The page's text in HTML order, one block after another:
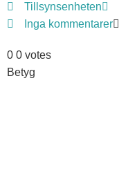
Tillsynsenheten
Inga kommentarer
0 0 votes
Betyg